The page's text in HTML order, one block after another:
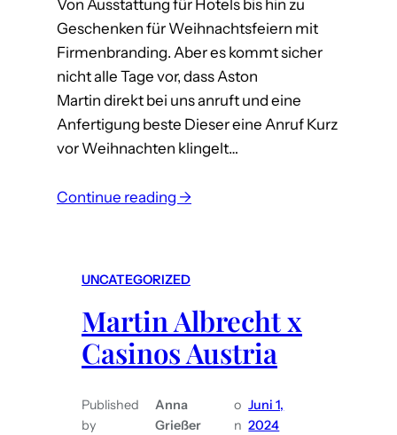
e
t
e
R
o
s
e
i
f
e
r
Von Ausstattung für Hotels bis hin zu
Geschenken für Weihnachtsfeiern mit
Firmenbranding. Aber es kommt sicher
nicht alle Tage vor, dass Aston
Martin direkt bei uns anruft und eine
Anfertigung beste Dieser eine Anruf Kurz
vor Weihnachten klingelt…
Continue reading →:
i
n
A
UNCATEGORIZED
Martin Albrecht x
Casinos Austria
Published
by
Anna
Grießer
o
n
Juni 1,
2024